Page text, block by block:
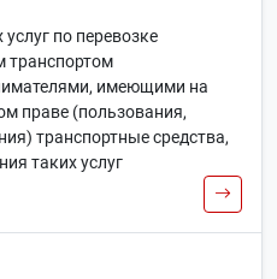
по перевозке
транспортом
имеющими на
праве (пользования,
транспортные средства,
таких услуг